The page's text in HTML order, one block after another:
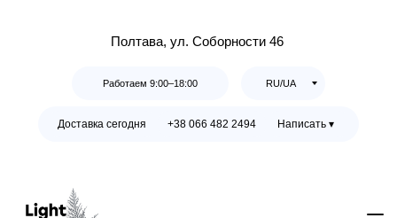
Полтава, ул. Соборности 46
RU/UA
Работаем 9:00–18:00
Доставка сегодня +38 066 482 2494 Написать ▾